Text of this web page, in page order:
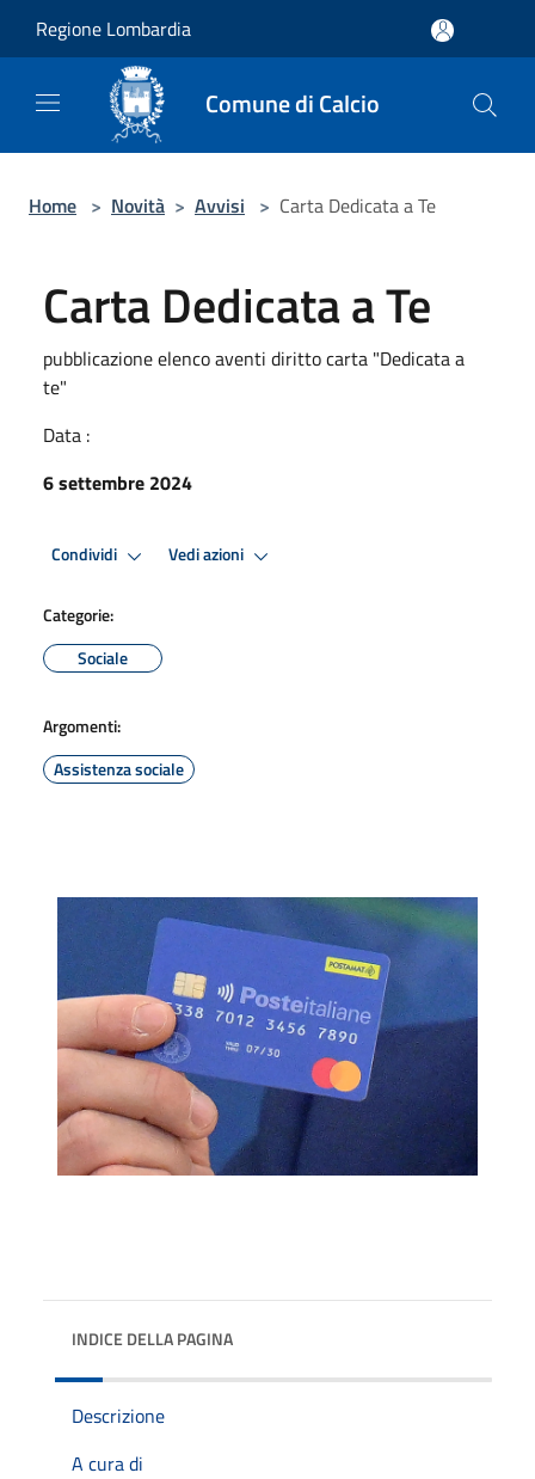
Regione Lombardia
Comune di Calcio
Home > Novità > Avvisi > Carta Dedicata a Te
Carta Dedicata a Te
pubblicazione elenco aventi diritto carta "Dedicata a
te"
Data :
6 settembre 2024
Condividi Vedi azioni
Categorie:
Sociale
Argomenti:
Assistenza sociale
INDICE DELLA PAGINA
Descrizione
A cura di